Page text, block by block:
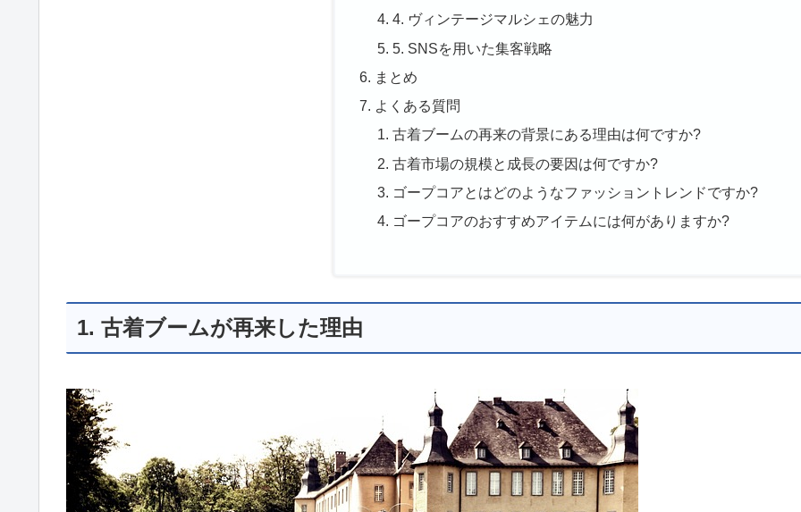
4. ヴィンテージマルシェの魅力
5. SNSを用いた集客戦略
まとめ
よくある質問
古着ブームの再来の背景にある理由は何ですか?
古着市場の規模と成長の要因は何ですか?
ゴープコアとはどのようなファッショントレンドですか?
ゴープコアのおすすめアイテムには何がありますか?
1. 古着ブームが再来した理由